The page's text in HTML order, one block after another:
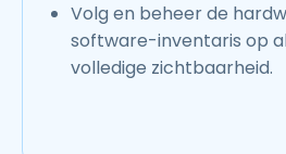
Volg en beheer de
software-inventaris op
volledige zichtbaarheid.